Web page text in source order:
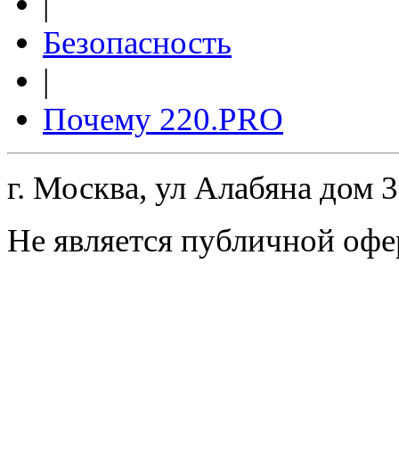
Безопасность
|
Почему 220.PRO
г. Москва, ул Алабяна дом
Не является публичной